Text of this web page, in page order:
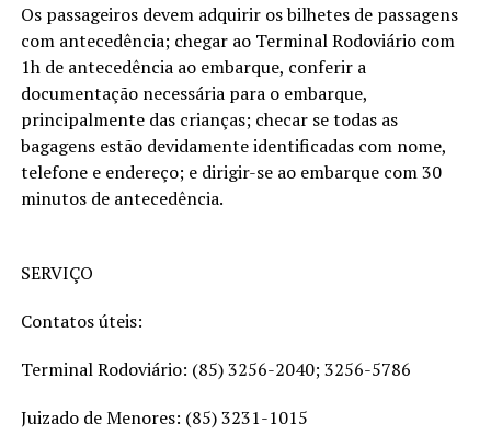
Os passageiros devem adquirir os bilhetes de passagens
com antecedência; chegar ao Terminal Rodoviário com
1h de antecedência ao embarque, conferir a
documentação necessária para o embarque,
principalmente das crianças; checar se todas as
bagagens estão devidamente identificadas com nome,
telefone e endereço; e dirigir-se ao embarque com 30
minutos de antecedência.
SERVIÇO
Contatos úteis:
Terminal Rodoviário: (85) 3256-2040; 3256-5786
Juizado de Menores: (85) 3231-1015